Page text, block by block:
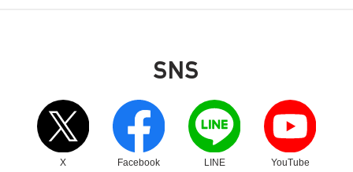
SNS
X
別ウィンドウリンク
Facebook
別ウィンドウリンク
LINE
別ウィンドウリンク
YouTube
別ウィンドウリンク